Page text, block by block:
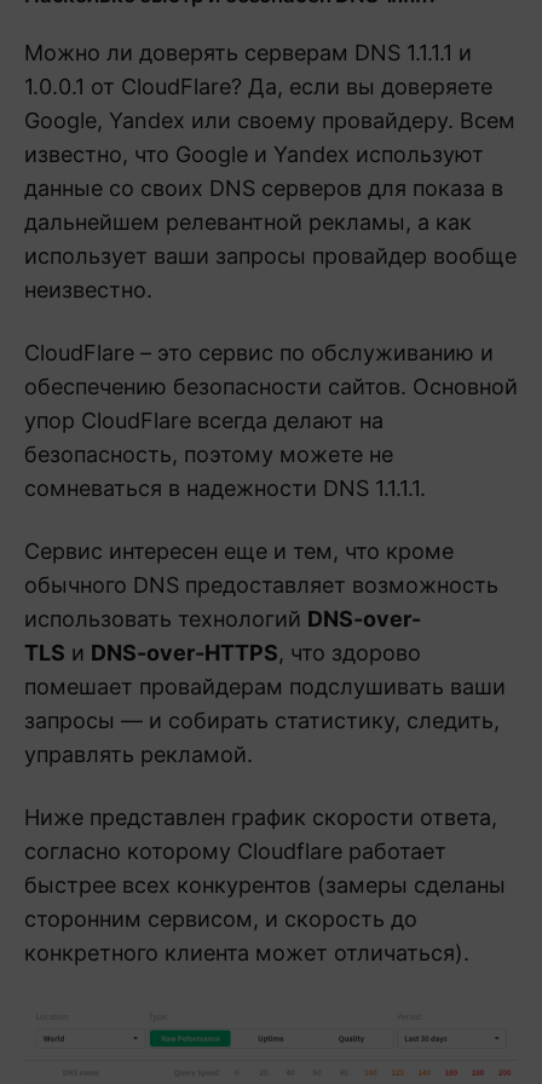
Можно ли доверять серверам DNS 1.1.1.1 и
1.0.0.1 от CloudFlare? Да, если вы доверяете
Google, Yandex или своему провайдеру. Всем
известно, что Google и Yandex используют
данные со своих DNS серверов для показа в
дальнейшем релевантной рекламы, а как
использует ваши запросы провайдер вообще
неизвестно.
CloudFlare – это сервис по обслуживанию и
обеспечению безопасности сайтов. Основной
упор CloudFlare всегда делают на
безопасность, поэтому можете не
сомневаться в надежности DNS 1.1.1.1.
Сервис интересен еще и тем, что кроме
обычного DNS предоставляет возможность
использовать технологий DNS-over-
TLS и DNS-over-HTTPS, что здорово
помешает провайдерам подслушивать ваши
запросы — и собирать статистику, следить,
управлять рекламой.
Ниже представлен график скорости ответа,
согласно которому Cloudflare работает
быстрее всех конкурентов (замеры сделаны
сторонним сервисом, и скорость до
конкретного клиента может отличаться).